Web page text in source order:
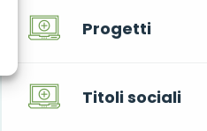
Progetti
Titoli sociali